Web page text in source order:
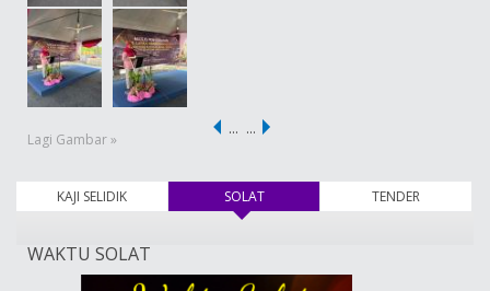
Lagi Gambar »
… …
KAJI SELIDIK SOLAT(tab aktif) TENDER
WAKTU SOLAT